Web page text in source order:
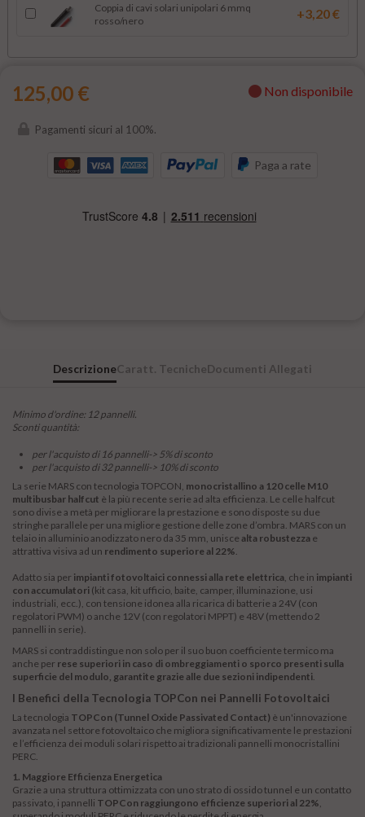
Coppia di cavi solari unipolari 6 mmq
rosso/nero
+3,20 €
125,00 € Non disponibile
Pagamenti sicuri al 100%.
Paga a rate
DescrizioneCaratt. TecnicheDocumenti Allegati
Minimo d'ordine: 12 pannelli.
Sconti quantità:
per l'acquisto di 16 pannelli-> 5% di sconto
per l'acquisto di 32 pannelli-> 10% di sconto
La serie MARS con tecnologia TOPCON, monocristallino a 120 celle M10
multibusbar halfcut è la più recente serie ad alta efficienza. Le celle halfcut
sono divise a metà per migliorare la prestazione e sono disposte su due
stringhe parallele per una migliore gestione delle zone d’ombra. MARS con un
telaio in alluminio anodizzato nero da 35 mm, unisce alta robustezza e
attrattiva visiva ad un rendimento superiore al 22%.
Adatto sia per impianti fotovoltaici connessi alla rete elettrica, che in impianti
con accumulatori (kit casa, kit ufficio, baite, camper, illuminazione, usi
industriali, ecc.), con tensione idonea alla ricarica di batterie a 24V (con
regolatori PWM) o anche 12V (con regolatori MPPT) e 48V (mettendo 2
pannelli in serie).
MARS si contraddistingue non solo per il suo buon coefficiente termico ma
anche per rese superiori in caso di ombreggiamenti o sporco presenti sulla
superficie del modulo, garantite grazie alle due sezioni indipendenti.
I Benefici della Tecnologia TOPCon nei Pannelli Fotovoltaici
La tecnologia TOPCon (Tunnel Oxide Passivated Contact) è un'innovazione
avanzata nel settore fotovoltaico che migliora significativamente le prestazioni
e l’efficienza dei moduli solari rispetto ai tradizionali pannelli monocristallini
PERC.
1. Maggiore Efficienza Energetica
Grazie a una struttura ottimizzata con uno strato di ossido tunnel e un contatto
passivato, i pannelli TOPCon raggiungono efficienze superiori al 22%,